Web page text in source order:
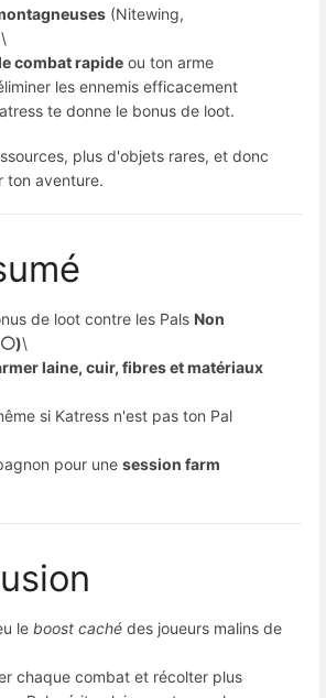
(Nitewing,
combat rapide ou ton arme
les ennemis efficacement
te donne le bonus de loot.
ton aventure.
de loot contre les Pals Non
\
laine, cuir, fibres et matériaux
si Katress n'est pas ton Pal
pour une session farm
le boost caché
chaque combat et récolter plus